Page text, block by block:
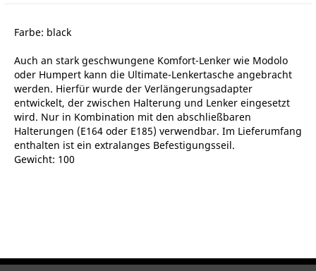
Farbe: black
Auch an stark geschwungene Komfort-Lenker wie Modolo
oder Humpert kann die Ultimate-Lenkertasche angebracht
werden. Hierfür wurde der Verlängerungsadapter
entwickelt, der zwischen Halterung und Lenker eingesetzt
wird. Nur in Kombination mit den abschließbaren
Halterungen (E164 oder E185) verwendbar. Im Lieferumfang
enthalten ist ein extralanges Befestigungsseil.
Gewicht: 100